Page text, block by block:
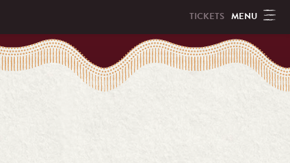
TICKETS MENU